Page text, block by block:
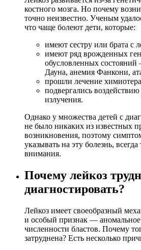
костного мозга. Но почему
точно неизвестно. Ученым
что чаще болеют дети, которые:
имеют сестру или брата с
имеют ряд врожденных
обусловленных
Дауна, анемия Фанкони,
прошли лечение
подвергались
излучения.
Однако у множества детей с
не было никаких из известных
возникновения, поэтому
указывать на эту болезнь,
внимания.
Почему лейкоз
диагностировать?
Лейкоз имеет своеобразный
и особый признак —
численности бластов. Почему
затруднена? Есть несколько